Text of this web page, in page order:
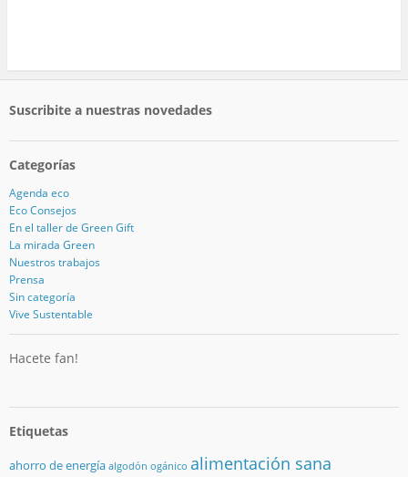
Suscribite a nuestras novedades
Categorías
Agenda eco
Eco Consejos
En el taller de Green Gift
La mirada Green
Nuestros trabajos
Prensa
Sin categoría
Vive Sustentable
Hacete fan!
Etiquetas
ahorro de energía algodón ogánico alimentación sana